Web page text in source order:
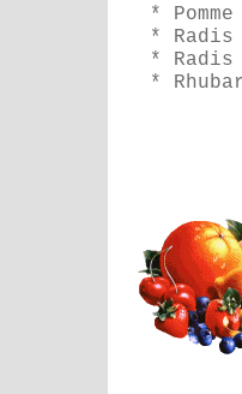
*
* Radis
* Radis
*